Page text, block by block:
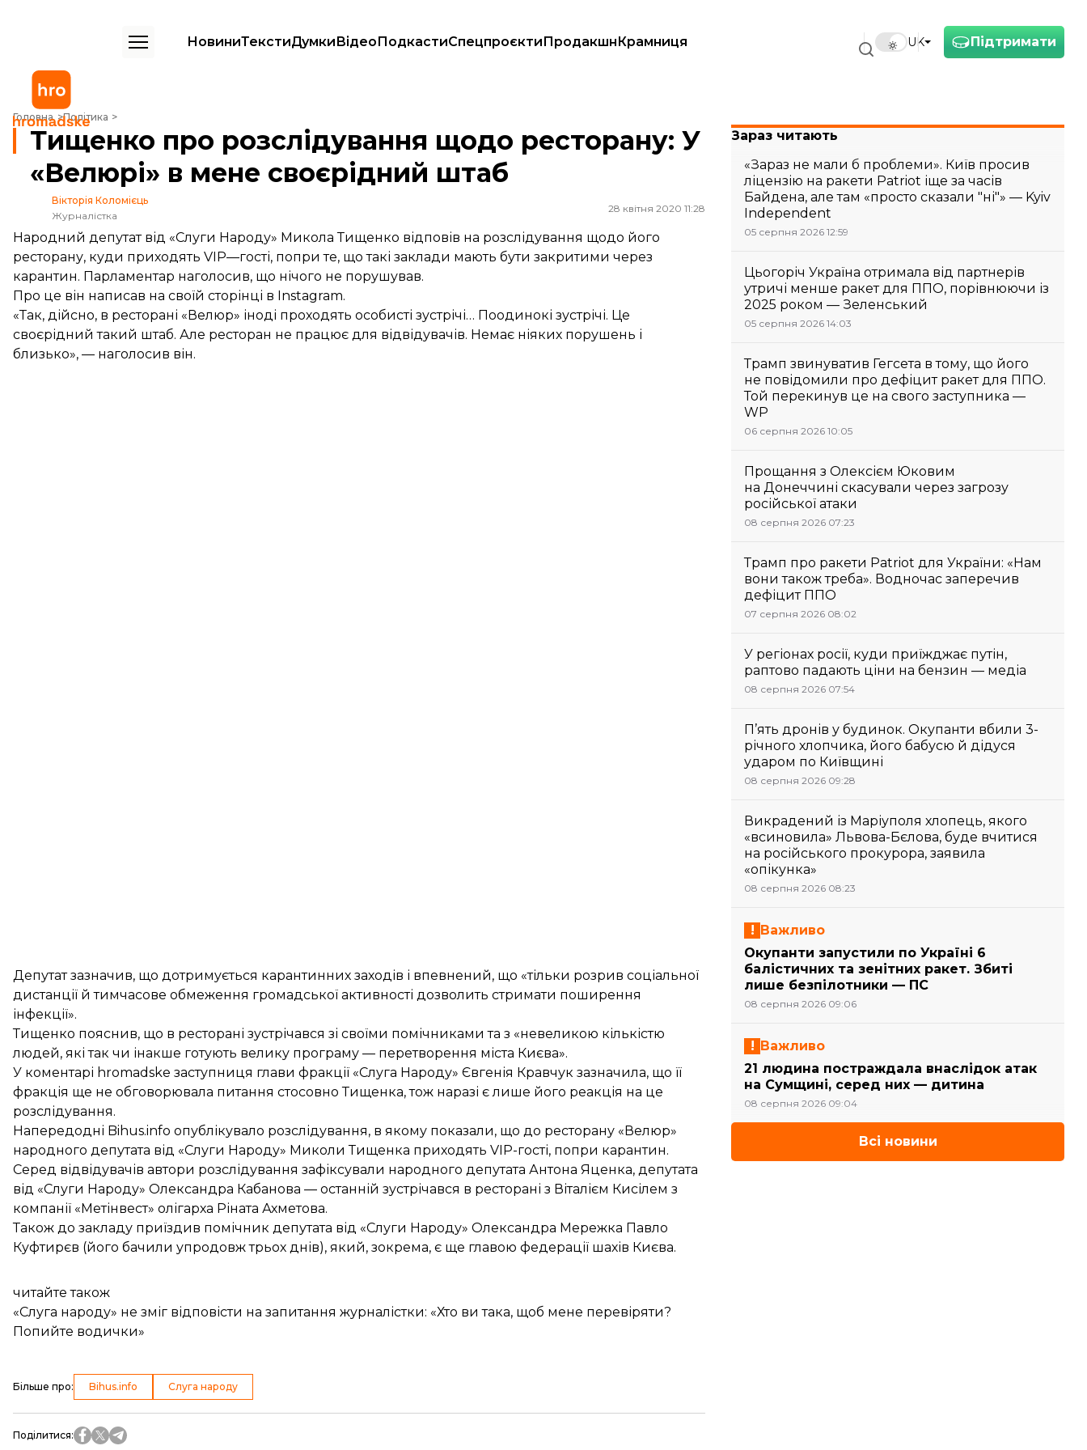
Підтримати
UK
НовиниТекстиДумкиВідеоПодкастиСпецпроєктиПродакшнКрамниця
Головна Політика
Тищенко про розслідування щодо ресторану: У «Велюрі» в мене своєрідний штаб
Тищенко про розслідування щодо ресторану: У
«Велюрі» в мене своєрідний штаб
Вікторія Коломієць
Журналістка
28 квітня 2020 11:28
Народний депутат від «Слуги Народу» Микола Тищенко відповів на розслідування щодо його
ресторану, куди приходять VIP—гості, попри те, що такі заклади мають бути закритими через
карантин. Парламентар наголосив, що нічого не порушував.
Про це він написав на своїй сторінці в Instagram.
«Так, дійсно, в ресторані «Велюр» іноді проходять особисті зустрічі… Поодинокі зустрічі. Це
своєрідний такий штаб. Але ресторан не працює для відвідувачів. Немає ніяких порушень і
близько», — наголосив він.
Депутат зазначив, що дотримується карантинних заходів і впевнений, що «тільки розрив соціальної
дистанції й тимчасове обмеження громадської активності дозволить стримати поширення
інфекції».
Тищенко пояснив, що в ресторані зустрічався зі своїми помічниками та з «невеликою кількістю
людей, які так чи інакше готують велику програму — перетворення міста Києва».
У коментарі hromadske заступниця глави фракції «Слуга Народу» Євгенія Кравчук зазначила, що її
фракція ще не обговорювала питання стосовно Тищенка, тож наразі є лише його реакція на це
розслідування.
Напередодні Bihus.info опублікувало розслідування, в якому показали, що до ресторану «Велюр»
народного депутата від «Слуги Народу» Миколи Тищенка приходять VIP-гості, попри карантин.
Серед відвідувачів автори розслідування зафіксували народного депутата Антона Яценка, депутата
від «Слуги Народу» Олександра Кабанова — останній зустрічався в ресторані з Віталієм Кисілем з
компанії «Метінвест» олігарха Ріната Ахметова.
Також до закладу приїздив помічник депутата від «Слуги Народу» Олександра Мережка Павло
Куфтирєв (його бачили упродовж трьох днів), який, зокрема, є ще главою федерації шахів Києва.
читайте також
«Слуга народу» не зміг відповісти на запитання журналістки: «Хто ви така, щоб мене перевіряти?
Попийте водички»
Більше про: Bihus.info Слуга народу
Поділитися:
Зараз читають
«Зараз не мали б проблеми». Київ просив
ліцензію на ракети Patriot іще за часів
Байдена, але там «просто сказали "ні"» — Kyiv
Independent
05 серпня 2026 12:59
Цьогоріч Україна отримала від партнерів
утричі менше ракет для ППО, порівнюючи із
2025 роком — Зеленський
05 серпня 2026 14:03
Трамп звинуватив Гегсета в тому, що його
не повідомили про дефіцит ракет для ППО.
Той перекинув це на свого заступника —
WP
06 серпня 2026 10:05
Прощання з Олексієм Юковим
на Донеччині скасували через загрозу
російської атаки
08 серпня 2026 07:23
Трамп про ракети Patriot для України: «Нам
вони також треба». Водночас заперечив
дефіцит ППО
07 серпня 2026 08:02
У регіонах росії, куди приїжджає путін,
раптово падають ціни на бензин — медіа
08 серпня 2026 07:54
П’ять дронів у будинок. Окупанти вбили 3-
річного хлопчика, його бабусю й дідуся
ударом по Київщині
08 серпня 2026 09:28
Викрадений із Маріуполя хлопець, якого
«всиновила» Львова-Бєлова, буде вчитися
на російського прокурора, заявила
«опікунка»
08 серпня 2026 08:23
Важливо
Окупанти запустили по Україні 6
балістичних та зенітних ракет. Збиті
лише безпілотники — ПС
08 серпня 2026 09:06
Важливо
21 людина постраждала внаслідок атак
на Сумщині, серед них — дитина
08 серпня 2026 09:04
Всі новини